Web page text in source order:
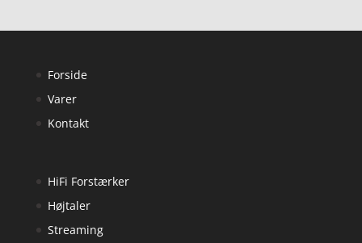
Forside
Varer
Kontakt
HiFi Forstærker
Højtaler
Streaming